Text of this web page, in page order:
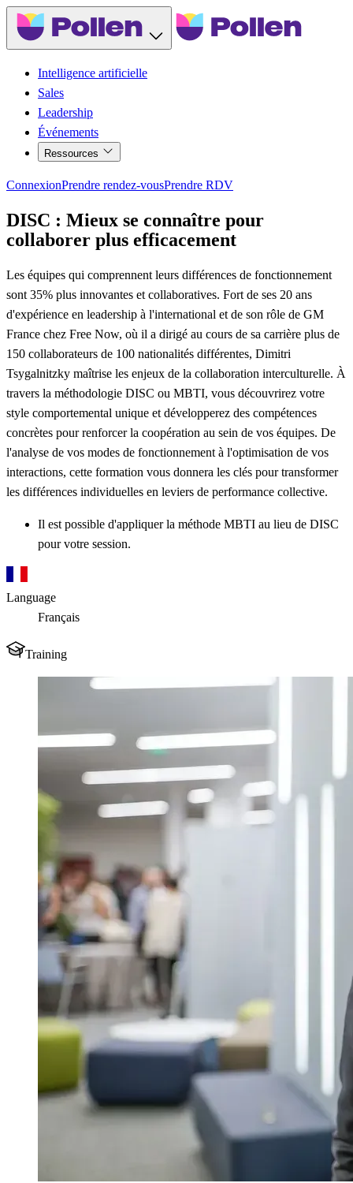
Intelligence artificielle
Sales
Leadership
Événements
Ressources
ConnexionPrendre rendez-vousPrendre RDV
DISC : Mieux se connaître pour
collaborer plus efficacement
Les équipes qui comprennent leurs différences de fonctionnement
sont 35% plus innovantes et collaboratives. Fort de ses 20 ans
d'expérience en leadership à l'international et de son rôle de GM
France chez Free Now, où il a dirigé au cours de sa carrière plus de
150 collaborateurs de 100 nationalités différentes, Dimitri
Tsygalnitzky maîtrise les enjeux de la collaboration interculturelle. À
travers la méthodologie DISC ou MBTI, vous découvrirez votre
style comportemental unique et développerez des compétences
concrètes pour renforcer la coopération au sein de vos équipes. De
l'analyse de vos modes de fonctionnement à l'optimisation de vos
interactions, cette formation vous donnera les clés pour transformer
les différences individuelles en leviers de performance collective.
Il est possible d'appliquer la méthode MBTI au lieu de DISC
pour votre session.
Language
Français
Training